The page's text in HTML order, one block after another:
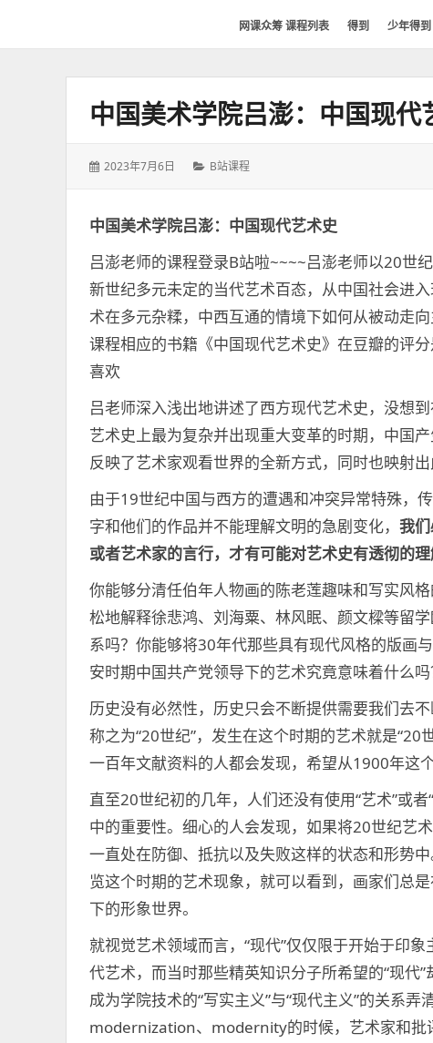
课
网课众筹 课程列表 得到 少年得到
中国美术学院吕澎：中国现代
发
2023年7月6日
分
B站课程
中国美术学院吕澎：中国现代艺术史
吕澎老师的课程登录B站啦~~~~吕澎老师以20世
新世纪多元未定的当代艺术百态，从中国社会进
术在多元杂糅，中西互通的情境下如何从被动走
课程相应的书籍《中国现代艺术史》在豆瓣的评
喜欢
吕老师深入浅出地讲述了西方现代艺术史，没想
艺术史上最为复杂并出现重大变革的时期，中国
反映了艺术家观看世界的全新方式，同时也映射
由于19世纪中国与西方的遭遇和冲突异常特殊，
字和他们的作品并不能理解文明的急剧变化， 我
或者艺术家的言行，才有可能对艺术史有透彻的理
你能够分清任伯年人物画的陈老莲趣味和写实风
松地解释徐悲鸿、刘海粟、林风眠、颜文樑等留
系吗？你能够将30年代那些具有现代风格的版画
安时期中国共产党领导下的艺术究竟意味着什么吗
历史没有必然性，历史只会不断提供需要我们去
称之为“20世纪”，发生在这个时期的艺术就是
一百年文献资料的人都会发现，希望从1900年这
直至20世纪初的几年，人们还没有使用“艺术”或
中的重要性。细心的人会发现，如果将20世纪艺
一直处在防御、抵抗以及失败这样的状态和形势
览这个时期的艺术现象，就可以看到，画家们总
下的形象世界。
就视觉艺术领域而言，“现代”仅仅限于开始于印
代艺术，而当时那些精英知识分子所希望的“现代
成为学院技术的“写实主义”与“现代主义”的关系
modernization、modernity的时候，艺术家和批